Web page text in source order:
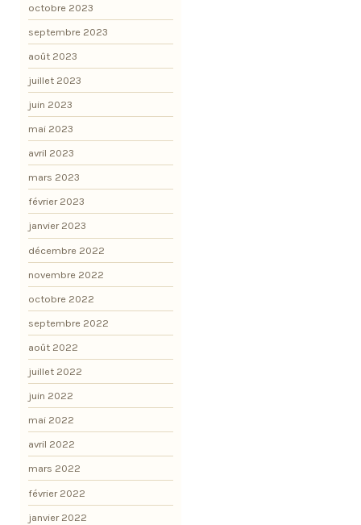
octobre 2023
septembre 2023
août 2023
juillet 2023
juin 2023
mai 2023
avril 2023
mars 2023
février 2023
janvier 2023
décembre 2022
novembre 2022
octobre 2022
septembre 2022
août 2022
juillet 2022
juin 2022
mai 2022
avril 2022
mars 2022
février 2022
janvier 2022